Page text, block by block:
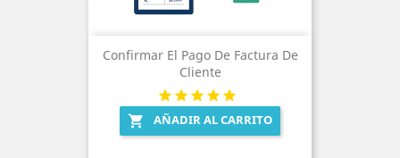
Confirmar El Pago De Factura De
Cliente
 AÑADIR AL CARRITO